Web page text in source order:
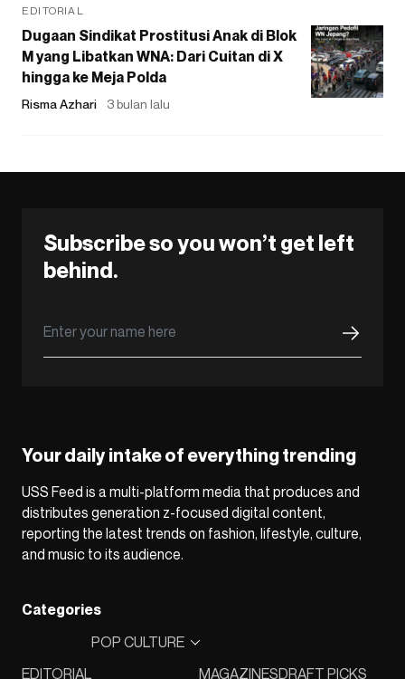
EDITORIAL
Dugaan Sindikat Prostitusi Anak di Blok
M yang Libatkan WNA: Dari Cuitan di X
hingga ke Meja Polda
Risma Azhari 3 bulan lalu
Subscribe so you won’t get left
behind.
Your daily intake of everything trending
USS Feed is a multi-platform media that produces and
distributes generation z-focused digital content,
reporting the latest trends on fashion, lifestyle, culture,
and music to its audience.
Categories
EDITORIAL
POP CULTURE
MAGAZINESDRAFT PICKS